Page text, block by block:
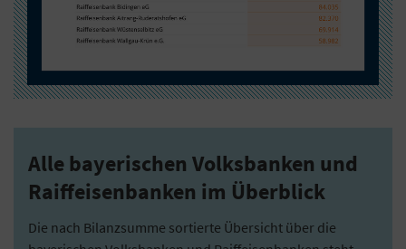
Alle bayerischen Volksbanken und
Raiffeisenbanken im Überblick
Die nach Bilanzsumme sortierte Übersicht über die